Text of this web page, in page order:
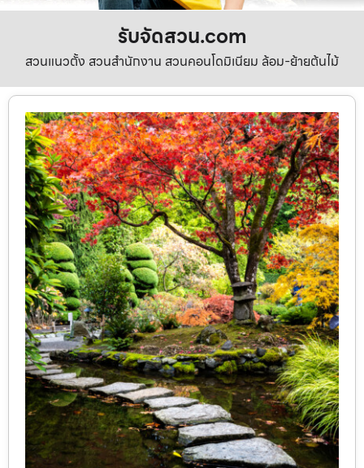
รับจัดสวน.com
สวนแนวตั้ง สวนสำนักงาน สวนคอนโดมิเนียม ล้อม-ย้ายต้นไม้